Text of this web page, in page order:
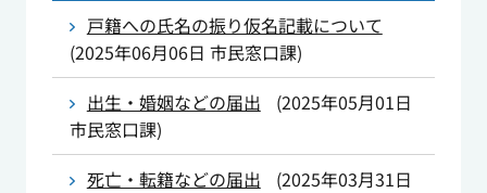
戸籍への氏名の振り仮名記載について
(2025年06月06日 市民窓口課)
出生・婚姻などの届出
(2025年05月01日
市民窓口課)
死亡・転籍などの届出
(2025年03月31日